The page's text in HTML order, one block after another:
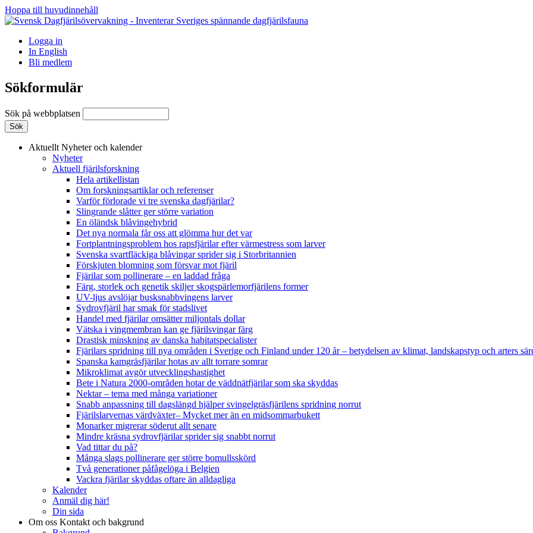
Hoppa till huvudinnehåll
Logga in
In English
Bli medlem
Sökformulär
Sök på webbplatsen
Aktuellt Nyheter och kalender
Nyheter
Aktuell fjärilsforskning
Hela artikellistan
Om forskningsartiklar och referenser
Varför förlorade vi tre svenska dagfjärilar?
Slingrande slåtter ger större variation
En öländsk blåvingehybrid
Det nya normala får oss att glömma hur det var
Fortplantningsproblem hos rapsfjärilar efter värmestress som larver
Svenska svartfläckiga blåvingar sprider sig i Storbritannien
Förskjuten blomning som försvar mot fjäril
Fjärilar som pollinerare – en laddad fråga
Färg, storlek och genetik skiljer skogspärlemorfjärilens former
UV-ljus avslöjar busksnabbvingens larver
Sydrovfjäril har smak för stadslivet
Handel med fjärilar omsätter miljontals dollar
Vätska i vingmembran kan ge fjärilsvingar färg
Drastisk minskning av danska habitatspecialister
Fjärilars spridning till nya områden i Sverige och Finland under 120 år– betydelsen av klimat, landskapstyp och arters
Spanska kamgräsfjärilar hotas av allt torrare somrar
Mikroklimat avgör utvecklingshastighet
Bete i Natura 2000-områden hotar de väddnätfjärilar som ska skyddas
Nektar – tema med många variationer
Snabb anpassning till dagslängd hjälper svingelgräsfjärilens spridning norrut
Fjärilslarvernas värdväxter– Mycket mer än en midsommarbukett
Monarker migrerar söderut allt senare
Mindre kräsna sydrovfjärilar sprider sig snabbt norrut
Vad tittar du på?
Många slags pollinerare ger större bomullsskörd
Två generationer påfågelöga i Belgien
Vackra fjärilar skyddas oftare än alldagliga
Kalender
Anmäl dig här!
Din sida
Om oss Kontakt och bakgrund